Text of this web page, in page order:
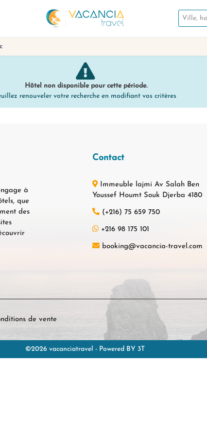
Hôtel non disponible pour cette période.
renouveler votre recherche en modifiant vos critères
à
que
des
Contact
Immeuble lajmi Av Salah Ben
Youssef Houmt Souk Djerba 4180
(+216) 75 659 750
+216 98 175 101
booking@vacancia-travel.com
de vente
©2026 vacanciatravel - Powered BY 3T